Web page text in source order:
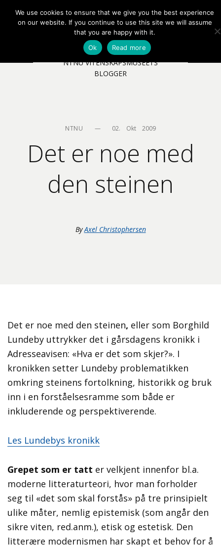
MENY EN NB
NTNU VITENSKAPSMUSEETS
BLOGGER
NTNU — 02.    Okt    2009
Det er noe med
den steinen
By Axel Christophersen
Det er noe med den steinen, eller som Borghild
Lundeby uttrykker det i gårsdagens kronikk i
Adresseavisen: «Hva er det som skjer?». I
kronikken setter Lundeby problematikken
omkring steinens fortolkning, historikk og bruk
inn i en forståelsesramme som både er
inkluderende og perspektiverende.
Les Lundebys kronikk
Grepet som er tatt er velkjent innenfor bl.a.
moderne litteraturteori, hvor man forholder
seg til «det som skal forstås» på tre prinsipielt
ulike måter, nemlig epistemisk (som angår den
sikre viten, red.anm.), etisk og estetisk. Den
litterære modernismen har skapt et behov for å
We use cookies to ensure that we give you the best experience
on our website. If you continue to use this site we will assume
that you are happy with it.
Ok
Read more